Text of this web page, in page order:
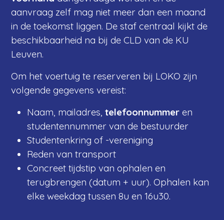
aanvraag zelf mag niet meer dan een maand
in de toekomst liggen. De staf centraal kijkt de
beschikbaarheid na bij de CLD van de KU
Leuven.
Om het voertuig te reserveren bij LOKO zijn
volgende gegevens vereist:
Naam, mailadres,telefoonnummer en
studentennummer van de bestuurder
Studentenkring of -vereniging
Reden van transport
Concreet tijdstip van ophalen en
terugbrengen (datum + uur). Ophalen kan
elke weekdag tussen 8u en 16u30.